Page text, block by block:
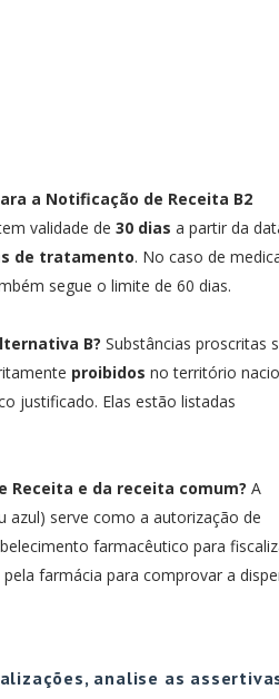
a Notificação de Receita B2
validade de 30 dias a partir da
de tratamento. No caso de
segue o limite de 60 dias.
B? Substâncias proscritas
proibidos no território
justificado. Elas estão listadas
Receita e da receita comum? A
serve como a autorização de
farmacêutico para
farmácia para comprovar a
analise as